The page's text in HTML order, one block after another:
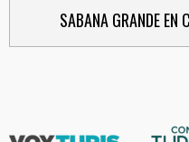
SABANA GRANDE EN